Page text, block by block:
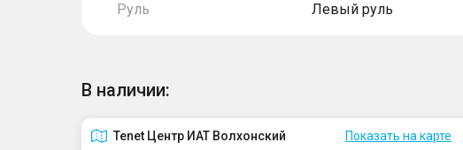
Руль Левый руль
В наличии:
Tenet Центр ИАТ Волхонский
Показать на карте